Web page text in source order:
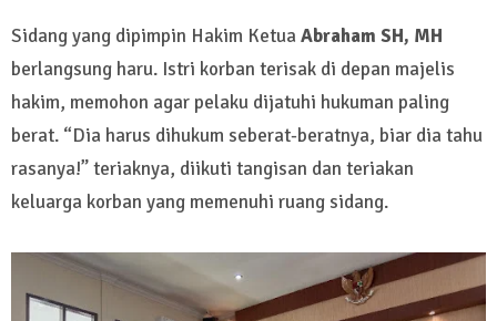
Sidang yang dipimpin Hakim Ketua Abraham SH, MH
berlangsung haru. Istri korban terisak di depan majelis
hakim, memohon agar pelaku dijatuhi hukuman paling
berat. “Dia harus dihukum seberat-beratnya, biar dia tahu
rasanya!” teriaknya, diikuti tangisan dan teriakan
keluarga korban yang memenuhi ruang sidang.